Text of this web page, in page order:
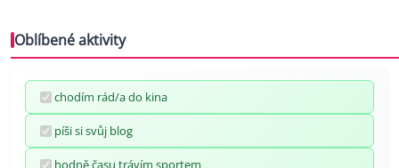
Oblíbené aktivity
chodím rád/a do kina
píši si svůj blog
hodně času trávím sportem